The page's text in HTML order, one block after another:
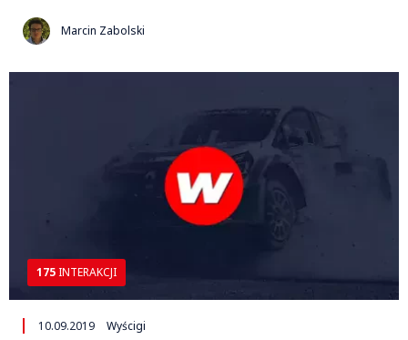
Marcin Zabolski
175 INTERAKCJI
10.09.2019 Wyścigi